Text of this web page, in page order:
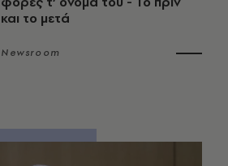
και το μετά
Newsroom